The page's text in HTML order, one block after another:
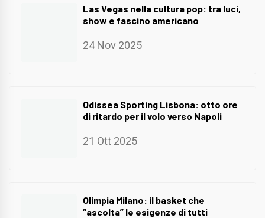
Las Vegas nella cultura pop: tra luci,
show e fascino americano
24 Nov 2025
Odissea Sporting Lisbona: otto ore
di ritardo per il volo verso Napoli
21 Ott 2025
Olimpia Milano: il basket che
“ascolta” le esigenze di tutti